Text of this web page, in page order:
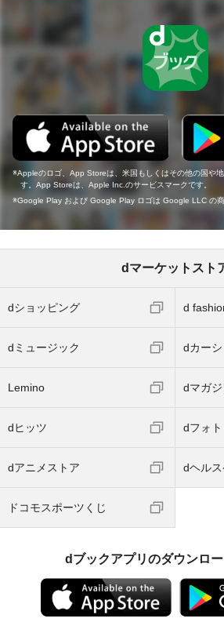
Appleのロゴ、App Storeは、米国もしくはその他の国や
す。App Storeは、Apple Inc.のサービスマークです。
Google Play および Google Play ロゴは Google LLC の商
dマーケットスト
dショッピング d
dミュージック dカー
Lemino dマガジ
dヒッツ dフォト
dアニメストア dヘル
ドコモスポーツくじ
dブックアプリのダウンロ